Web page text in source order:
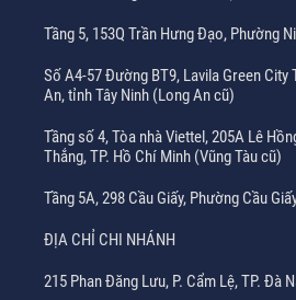
Tầng 5, 153Q Trần Hưng Đạo, Phường
Số A4-57 Đường BT9, Lavila Green City
An, tỉnh Tây Ninh (Long An cũ)
Tầng số 4, Tòa nhà Viettel, 205A Lê
Thắng, TP. Hồ Chí Minh (Vũng Tàu cũ)
Tầng 5A, 298 Cầu Giấy, Phường Cầu
ĐỊA CHỈ CHI NHÁNH
215 Phan Đăng Lưu, P. Cẩm Lệ, TP. Đà